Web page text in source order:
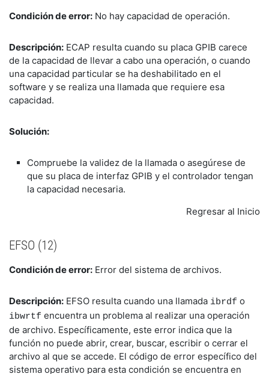
Condición de error: No hay capacidad de operación.
Descripción: ECAP resulta cuando su placa GPIB carece
de la capacidad de llevar a cabo una operación, o cuando
una capacidad particular se ha deshabilitado en el
software y se realiza una llamada que requiere esa
capacidad.
Solución:
Compruebe la validez de la llamada o asegúrese de
que su placa de interfaz GPIB y el controlador tengan
la capacidad necesaria.
Regresar al Inicio
EFSO (12)
Condición de error: Error del sistema de archivos.
Descripción: EFSO resulta cuando una llamada ibrdf o
ibwrtf encuentra un problema al realizar una operación
de archivo. Específicamente, este error indica que la
función no puede abrir, crear, buscar, escribir o cerrar el
archivo al que se accede. El código de error específico del
sistema operativo para esta condición se encuentra en